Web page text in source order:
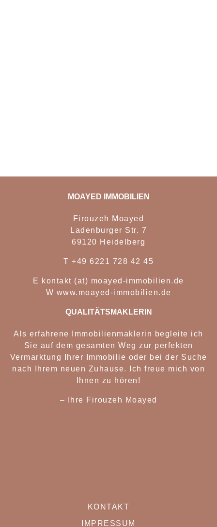
MOAYED IMMOBILIEN
Firouzeh Moayed
Ladenburger Str. 7
69120 Heidelberg
T +49 6221 728 42 45
E kontakt (at) moayed-immobilien.de
W www.moayed-immobilien.de
QUALITÄTSMAKLERIN
Als erfahrene Immobilienmaklerin begleite ich
Sie auf dem gesamten Weg zur perfekten
Vermarktung Ihrer Immobilie oder bei der Suche
nach Ihrem neuen Zuhause. Ich freue mich von
Ihnen zu hören!
– Ihre Firouzeh Moayed
KONTAKT
IMPRESSUM